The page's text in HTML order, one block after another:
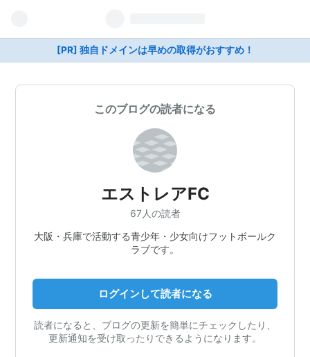
[PR] 独自ドメインは早めの取得がおすすめ！
このブログの読者になる
エストレアFC
67人の読者
大阪・兵庫で活動する青少年・少女向けフットボールク
ラブです。
ログインして読者になる
読者になると、ブログの更新を簡単にチェックしたり、
更新通知を受け取ったりできるようになります。